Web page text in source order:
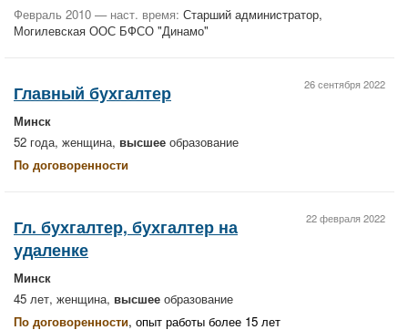
Февраль 2010 — наст. время: Старший администратор,
Могилевская ООС БФСО "Динамо"
26 сентября 2022
Главный бухгалтер
Минск
52 года, женщина, высшее образование
По договоренности
22 февраля 2022
Гл. бухгалтер, бухгалтер на
удаленке
Минск
45 лет, женщина, высшее образование
По договоренности, опыт работы более 15 лет